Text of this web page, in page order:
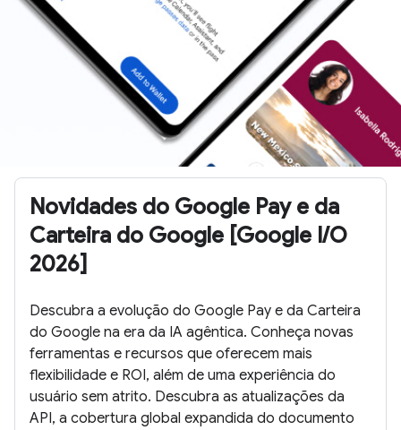
Novidades do Google Pay e da
Carteira do Google [Google I/O
2026]
Descubra a evolução do Google Pay e da Carteira
do Google na era da IA agêntica. Conheça novas
ferramentas e recursos que oferecem mais
flexibilidade e ROI, além de uma experiência do
usuário sem atrito. Descubra as atualizações da
API, a cobertura global expandida do documento